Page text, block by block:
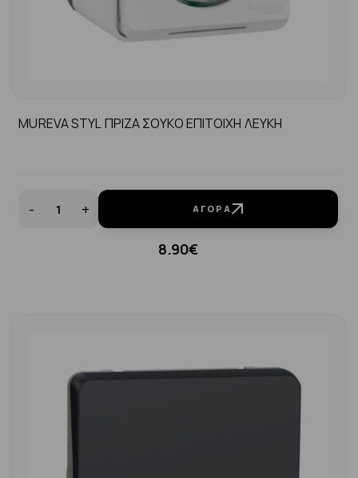
MUREVA STYL ΠΡΙΖΑ ΣΟΥΚΟ ΕΠΙΤΟΙΧΗ ΛΕΥΚΗ
- + ΑΓΟΡΆ
8.90€